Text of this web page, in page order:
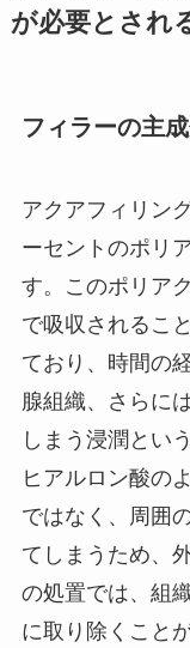
が必要とされ
フィラーの主
アクアフィリン
ーセントのポリ
す。このポリア
で吸収されるこ
ており、時間の
腺組織、さらに
しまう浸潤とい
ヒアルロン酸の
ではなく、周囲
てしまうため、
の処置では、組
に取り除くこと